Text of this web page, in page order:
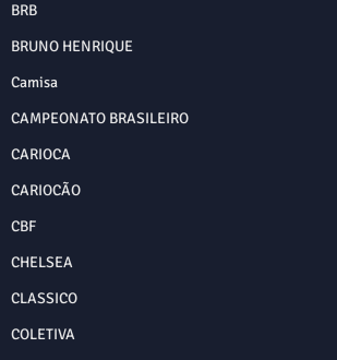
BRB
BRUNO HENRIQUE
Camisa
CAMPEONATO BRASILEIRO
CARIOCA
CARIOCÃO
CBF
CHELSEA
CLASSICO
COLETIVA